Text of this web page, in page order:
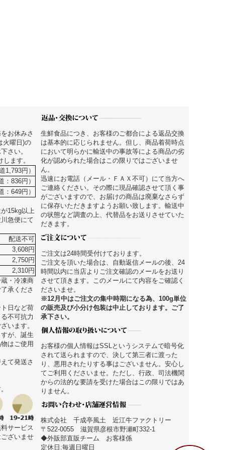
お休みさ
火曜日)の
さい。
ます。
1,793円）
：836円）
：649円）
15kg以上
急便にて
配送不可
3,608円
2,750円
2,310円
・冷凍商
承くださ
日など荷
不可抗力
います。
が、誕生
はご使用
て発送さ
サービス
ざいませ
生鮮食品につき、お客様のご都合による返品交換
は基本的に応じられません。但し、商品着荷時点
において明らかに輸送中の事故等による商品の劣
化が認められた場合はこの限りではございませ
ん。
迅速にお電話（メール・ＦＡＸ不可）にて当方へ
ご連絡ください。その際に現品確認させて頂く事
がございますので、お届けの商品は廃棄なさらず
に保存いただきますようお願い致します。輸送中
の状態など調査の上、代替品をお送りさせていた
だきます。
ご注文は24時間受付けております。
ご注文を頂いた場合は、自動返信メールの後、24
時間以内に当店よりご注文確認のメールをお送り
させて頂きます。このメールにて内容をご確認く
ださいませ。
※12月中はご注文の集中時期になる為、100g単位
の販売及び小分け包装は中止しております。ご了
承下さい。
お客様の個人情報はSSLというシステムで暗号化
されて送られますので、決して第三者に渡った
り、悪用されたりする事はございません。安心し
てご利用くださいませ。ただし、行政、司法機関
からの法的な要請を受けた場合はこの限りではあ
りません。
株式会社 千成亭風土 近江牛ファクトリー
〒522-0055 滋賀県彦根市野瀬町332-1
◆外販部直販チーム お客様係
定休日:毎週日曜日